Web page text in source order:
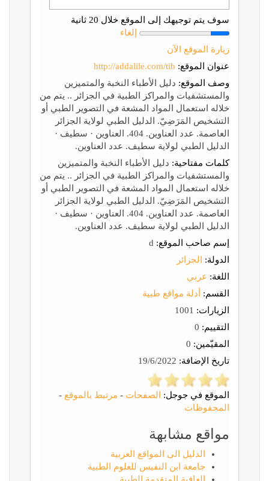
سوف يتم توجيهك إلى الموقع خلال 20 ثانية
إلغاء
زيارة الموقع الآن
عنوان الموقع: http://addalile.com/tib
وصف الموقع: دليل الأطباء النخبة والمتميزين
والمستشفيات والمراكز الطبية في الجزائر .. يتم من
خلاله استعمال المواد المشعة في التصوير الطبي أو
التشخيص المَرَضِيّ. الدليل الطبي لولاية الجزائر
العاصمة. عدد العناوين. 404. العناوين · سطيف ·
الدليل الطبي لولاية سطيف. عدد العناوين.
كلمات مفتاحية: دليل الأطباء النخبة والمتميزين
والمستشفيات والمراكز الطبية في الجزائر .. يتم من
خلاله استعمال المواد المشعة في التصوير الطبي أو
التشخيص المَرَضِيّ. الدليل الطبي لولاية الجزائر
العاصمة. عدد العناوين. 404. العناوين · سطيف ·
الدليل الطبي لولاية سطيف. عدد العناوين.
إسم صاحب الموقع:
الدولة:
الجزائر
اللغة: عربي
القسم:
أدلة مواقع طبية
الزيارات:
التقييم:
المقيّمين:
تاريخ الإضافة:
الموقع في جوجل: الصفحات - مرتبط بالموقع -
المحفوظات
مواقع مشابهة
الدليل الى المواقع العربية
جامعة ابن النفيس للعلوم الطبية